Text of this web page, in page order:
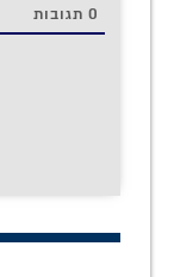
0 תגובות